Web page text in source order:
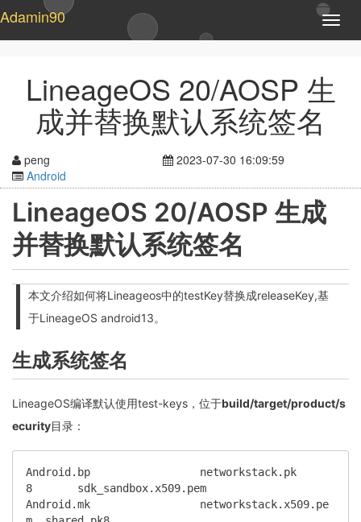
T
o
l
e
Adamin90
LineageOS 20/AOSP 生
成并替换默认系统签名
peng
2023-07-30 16:09:59
Android
LineageOS 20/AOSP 生成
并替换默认系统签名
本文介绍如何将Lineageos中的testKey替换成releaseKey,基
于LineageOS android13。
生成系统签名
LineageOS编译默认使用test-keys，位于build/target/product/s
ecurity目录：
Android.bp                 networkstack.pk
8       sdk_sandbox.x509.pem
Android.mk                 networkstack.x509.pe